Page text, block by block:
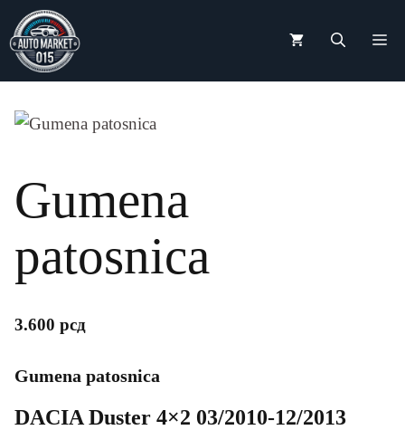
Skip
to
content
Gumena
patosnica
3.600 рсд
Gumena patosnica
DACIA Duster 4×2 03/2010-12/2013